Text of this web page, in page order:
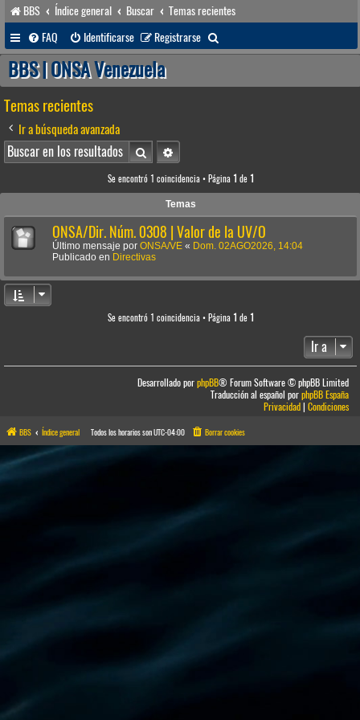
BBS Índice general Buscar
Temas recientes
FAQ
Identificarse Registrarse
u
BBS | ONSA Venezuela
Temas recientes
Ir a búsqueda avanzada
BuscarBúsqueda avanzada
Se encontró 1 coincidencia • Página 1 de 1
Temas
ONSA/Dir. Núm. 0308 | Valor de la UV/O
Último mensaje por ONSA/VE « Dom. 02AGO2026, 14:04
Publicado en Directivas
Se encontró 1 coincidencia • Página 1 de 1
Ir a
Desarrollado porphpBB® Forum Software © phpBB Limited
Traducción al español porphpBB España
Privacidad|Condiciones
BBS Índice general Todos los horarios sonUTC-04:00 Borrar cookies